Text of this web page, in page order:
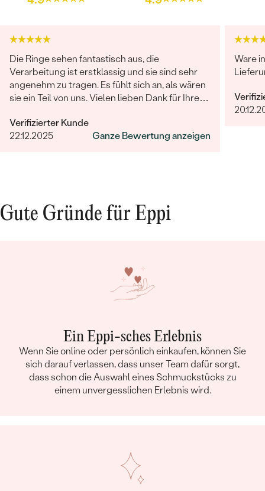
Die Ringe sehen fantastisch aus, die
Verarbeitung ist erstklassig und sie sind sehr
angenehm zu tragen. Es fühlt sich an, als wären
sie ein Teil von uns. Vielen lieben Dank für Ihre
und Ihre Marke unseren Freunden und Familien
weiterempfehlen.
Verifizierter Kunde
22.12.2025
Ganze Bewertung anzeigen
Ware
Gute Gründe für Eppi
Ein Eppi-sches Erlebnis
Wenn Sie online oder persönlich einkaufen, können Sie
sich darauf verlassen, dass unser Team dafür sorgt,
dass schon die Auswahl eines Schmuckstücks zu
einem unvergesslichen Erlebnis wird.